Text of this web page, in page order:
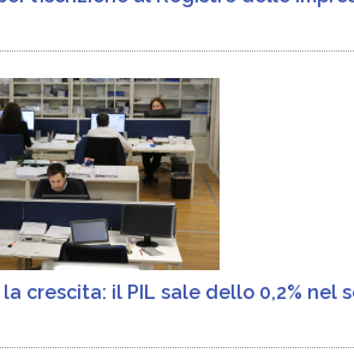
crescita: il PIL sale dello 0,2% nel